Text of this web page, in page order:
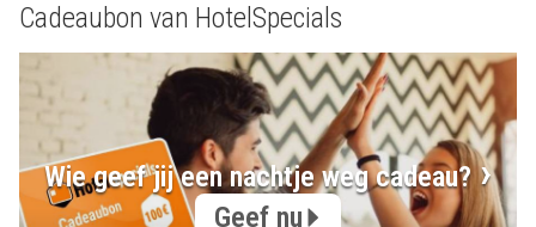
Cadeaubon van HotelSpecials
Wie geef jij een nachtje weg cadeau?
Geef nu